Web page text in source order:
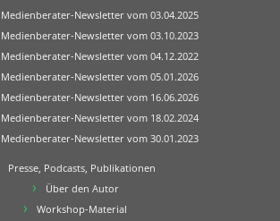
Medienberater-Newsletter vom 03.04.2025
Medienberater-Newsletter vom 03.10.2023
Medienberater-Newsletter vom 04.12.2022
Medienberater-Newsletter vom 05.01.2026
Medienberater-Newsletter vom 16.06.2026
Medienberater-Newsletter vom 18.02.2024
Medienberater-Newsletter vom 30.01.2023
Presse, Podcasts, Publikationen
Über den Autor
Workshop-Material